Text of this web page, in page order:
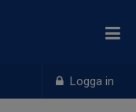
Logga in